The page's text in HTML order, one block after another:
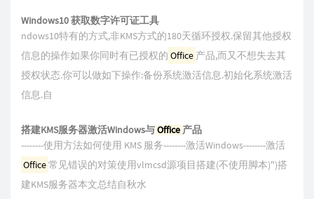
Windows10 获取数字许可证工具
ndows10特有的方式,非KMS方式的180天循环授权.保留其他授权
信息的操作如果你同时有已授权的 Office 产品,而又不想失去其
授权状态.你可以做如下操作:备份系统激活信息.初始化系统激活
信息.自
搭建KMS服务器激活Windows与Office 产品
--------使用方法如何使用 KMS 服务--------激活Windows--------激活
Office常见错误的对策使用vlmcsd源项目搭建(不使用脚本)")搭
建KMS服务器本文总结自秋水